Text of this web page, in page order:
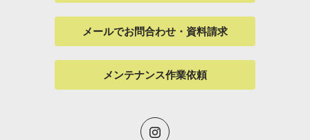
メールでお問合わせ・資料請求
メンテナンス作業依頼